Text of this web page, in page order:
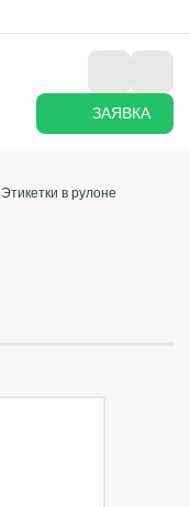
ЗАЯВКА
Этикетки в рулоне